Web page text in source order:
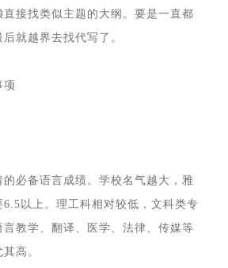
接找类似主题的大纲。要是一直都
就越界去找代写了。
项
必备语言成绩。学校名气越大，雅
以上。理工科相对较低，文科类专
教学、翻译、医学、法律、传媒等
高。